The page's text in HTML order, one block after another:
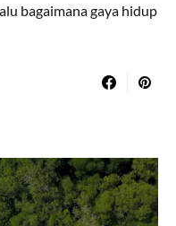
bagaimana gaya hidup